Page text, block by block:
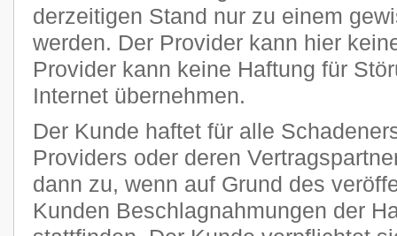
derzeitigen Stand nur zu einem
werden. Der Provider kann hier
Provider kann keine Haftung für
Internet übernehmen.
Der Kunde haftet für alle
Providers oder deren
dann zu, wenn auf Grund des
Kunden Beschlagnahmungen der